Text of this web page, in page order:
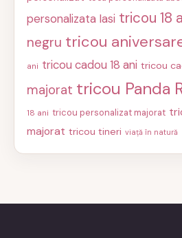
personalizata Iasi tricou 18
negru tricou
ani tricou cadou 18 ani tricou
majorat tricou Panda
18 ani tricou personalizat majorat
majorat tricou tineri viață în natură